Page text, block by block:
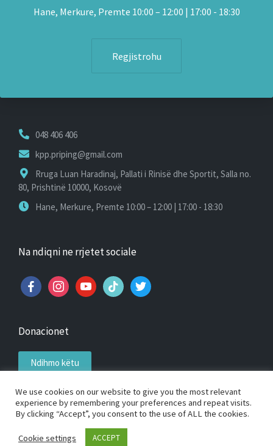
Hane, Merkure, Premte 10:00 – 12:00 | 17:00 - 18:30
Regjistrohu
048 406 406
kpp.priping@gmail.com
Rruga Luan Haradinaj, Pallati i Rinisë dhe Sportit, Salla no.
80, Prishtinë 10000, Kosovë
Hane, Merkure, Premte 10:00 – 12:00 | 17:00 - 18:30
Na ndiqni ne rrjetet sociale
facebookinstagramyoutubetiktok twitter
Donacionet
Ndihmo këtu
Copyright 2026 — Klubi i Pingpongut Priping. All rights
We use cookies on our website to give you the most relevant
experience by remembering your preferences and repeat visits.
By clicking “Accept”, you consent to the use of ALL the cookies.
Cookie settings ACCEPT